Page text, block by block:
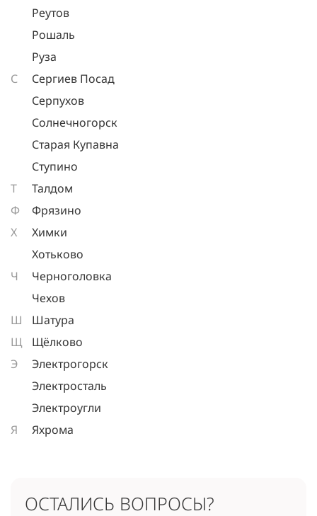
Реутов
Рошаль
Руза
С
Сергиев Посад
Серпухов
Солнечногорск
Старая Купавна
Ступино
Т
Талдом
Ф
Фрязино
Х
Химки
Хотьково
Ч
Черноголовка
Чехов
Ш
Шатура
Щ
Щёлково
Э
Электрогорск
Электросталь
Электроугли
Я
Яхрома
ОСТАЛИСЬ ВОПРОСЫ?